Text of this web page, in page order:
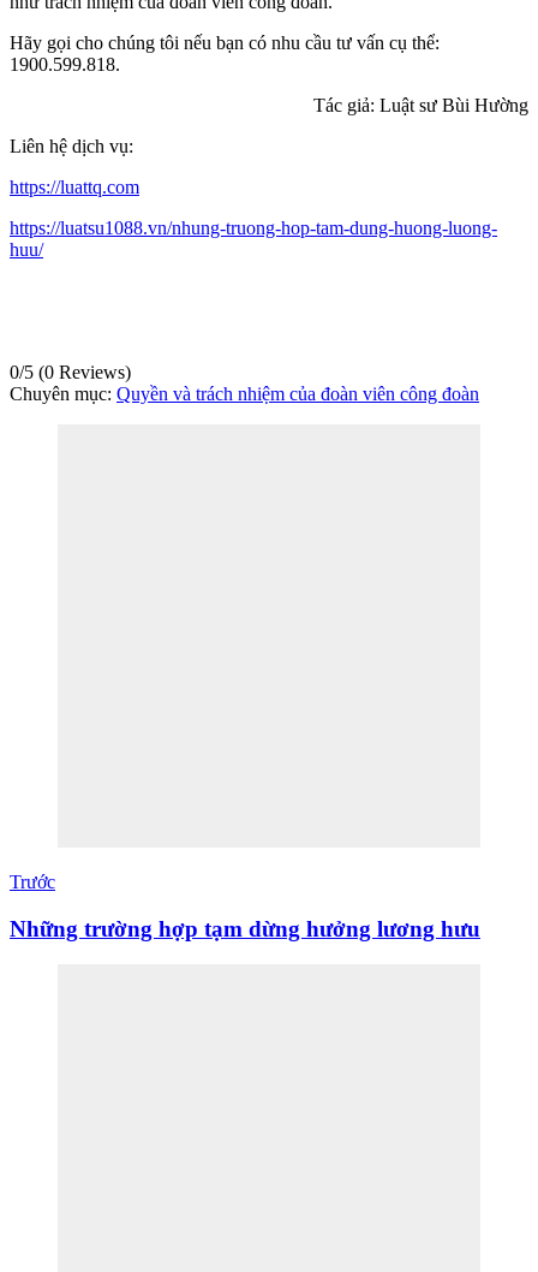
Hãy gọi cho chúng tôi nếu bạn có nhu cầu tư vấn cụ thể:
1900.599.818.
Tác giả: Luật sư Bùi Hường
Liên hệ dịch vụ:
https://luattq.com
https://luatsu1088.vn/nhung-truong-hop-tam-dung-huong-luong-
huu/
0/5 (0 Reviews)
Chuyên mục: Quyền và trách nhiệm của đoàn viên công đoàn
Trước
Những trường hợp tạm dừng hưởng lương hưu